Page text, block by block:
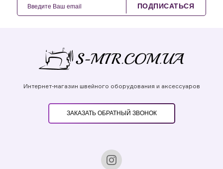
ПОДПИСАТЬСЯ
Интернет-магазин швейного оборудования и аксессуаров
ЗАКАЗАТЬ ОБРАТНЫЙ ЗВОНОК